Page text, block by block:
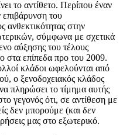
το αντίθετο. Περίπου έναν
επιβάρυνση του
ανθεκτικότητας στην
σύμφωνα με σχετικά
αύξησης του τέλους
στα επίπεδα προ του 2009.
κλάδοι ωφελούνται από
ο ξενοδοχειακός κλάδος
πληρώσει το τίμημα αυτής
γεγονός ότι, σε αντίθεση με
δεν μπορούμε (και δεν
μας στο εξωτερικό.